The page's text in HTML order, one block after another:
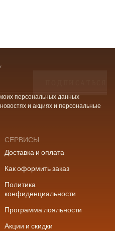
СЕРВИСЫ
Доставка и оплата
Как оформить заказ
Политика
конфиденциальности
Программа лояльности
Акции и скидки
персональных данных
и акциях и персональные